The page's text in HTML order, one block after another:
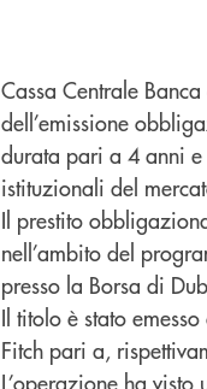
Cassa Centrale
dell’emissione
durata pari a 4 anni
istituzionali del
Il prestito
nell’ambito del
presso la Borsa di
Il titolo è stato
Fitch pari a,
L’operazione ha